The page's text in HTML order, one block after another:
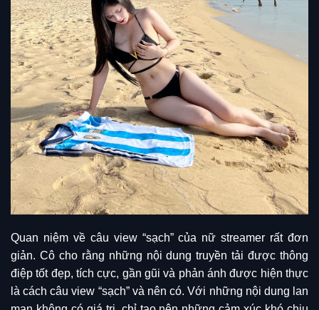
Quan niệm về câu view “sạch” của nữ streamer rất đơn
giản. Cô cho rằng những nội dung truyền tải được thông
điệp tốt đẹp, tích cực, gần gũi và phản ánh được hiện thực
là cách câu view “sạch” và nên có. Với những nội dung lan